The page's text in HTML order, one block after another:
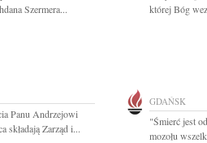
Szermera...
której Bóg
Panu Andrzejowi
składają Zarząd i...
GDAŃSK
"Śmierć jest
mozołu